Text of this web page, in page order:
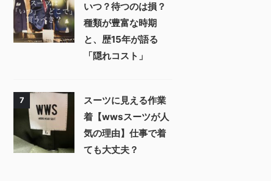
いつ？待つのは損？
種類が豊富な時期
と、歴15年が語る
「隠れコスト」
7
スーツに見える作業
着【wwsスーツが人
気の理由】仕事で着
ても大丈夫？